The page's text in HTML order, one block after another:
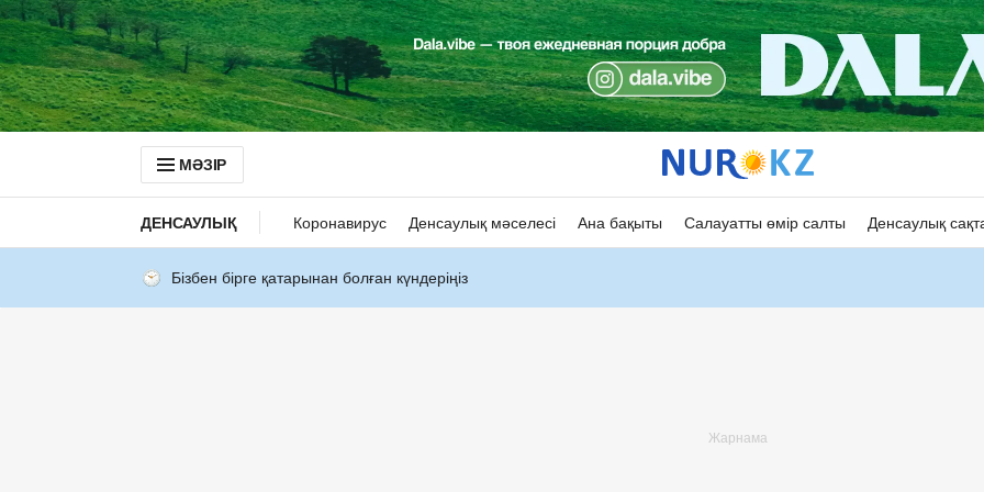
МӘЗІР
ДЕНСАУЛЫҚ Коронавирус Денсаулық мәселесі Ана бақыты Салауатты өмір салты Денсаулық
Бізбен бірге қатарынан болған күндеріңіз